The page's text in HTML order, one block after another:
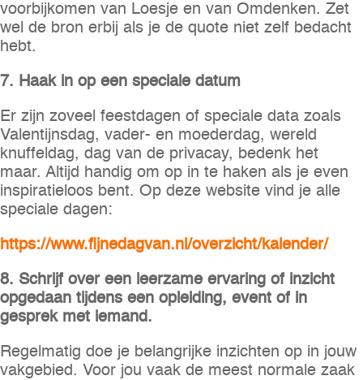
voorbijkomen van Loesje en van Omdenken. Zet
wel de bron erbij als je de quote niet zelf bedacht
hebt.
7. Haak in op een speciale datum
Er zijn zoveel feestdagen of speciale data zoals
Valentijnsdag, vader- en moederdag, wereld
knuffeldag, dag van de privacay, bedenk het
maar. Altijd handig om op in te haken als je even
inspiratieloos bent. Op deze website vind je alle
speciale dagen:
https://www.fijnedagvan.nl/overzicht/kalender/
8. Schrijf over een leerzame ervaring of inzicht
opgedaan tijdens een opleiding, event of in
gesprek met iemand.
Regelmatig doe je belangrijke inzichten op in jouw
vakgebied. Voor jou vaak de meest normale zaak